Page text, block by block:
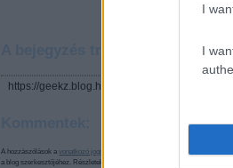
I
I
https://geekz.blog.hu/api/trackback/id/5493710
A hozzászólások avonatkozó jogszabályok értelmében felhasználói
a blog szerkesztőjéhez. Részletek a